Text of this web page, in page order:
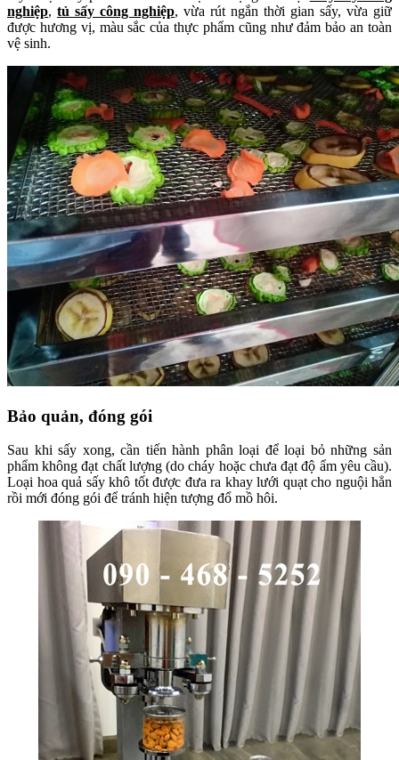
nghiệp, tủ sấy công nghiệp, vừa rút ngắn thời gian sấy, vừa giữ
được hương vị, màu sắc của thực phẩm cũng như đảm bảo an toàn
vệ sinh.
Bảo quản, đóng gói
Sau khi sấy xong, cần tiến hành phân loại để loại bỏ những sản
phẩm không đạt chất lượng (do cháy hoặc chưa đạt độ ẩm yêu cầu).
Loại hoa quả sấy khô tốt được đưa ra khay lưới quạt cho nguội hẳn
rồi mới đóng gói để tránh hiện tượng đổ mồ hôi.